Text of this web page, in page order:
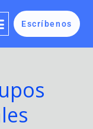
Escríbenos